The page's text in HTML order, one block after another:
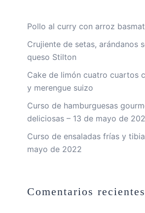
Pollo al curry con arroz
Crujiente de setas, arándanos
queso Stilton
Cake de limón cuatro cuartos
y merengue suizo
Curso de hamburguesas
deliciosas – 13 de mayo de
Curso de ensaladas frías y
mayo de 2022
Comentarios recientes